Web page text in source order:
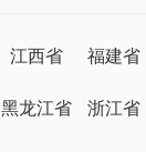
江西省 福建省
黑龙江省 浙江省